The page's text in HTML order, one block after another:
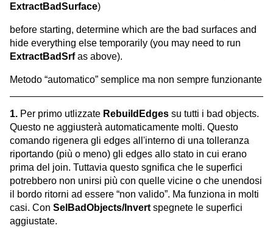
ExtractBadSurface)
before starting, determine which are the bad surfaces and
hide everything else temporarily (you may need to run
ExtractBadSrfas above).
Metodo “automatico” semplice ma non sempre funzionante
1. Per primo utlizzate RebuildEdges su tutti i bad objects.
Questo ne aggiusterà automaticamente molti. Questo
comando rigenera gli edges all'interno di una tolleranza
riportando (più o meno) gli edges allo stato in cui erano
prima del join. Tuttavia questo sgnifica che le superfici
potrebbero non unirsi più con quelle vicine o che unendosi
il bordo ritorni ad essere “non valido”. Ma funziona in molti
casi. Con SelBadObjects/Invertspegnete le superfici
aggiustate.